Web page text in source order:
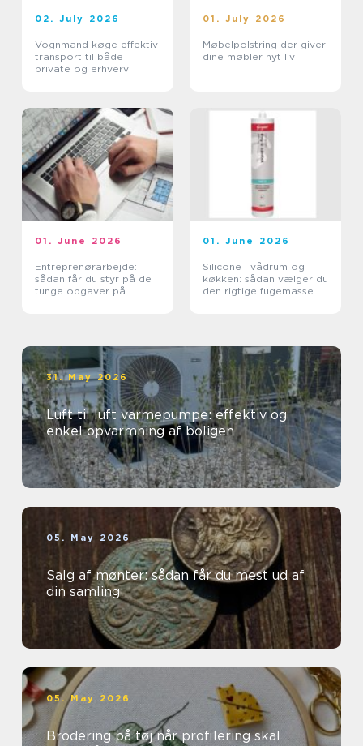
02. July 2026
Vognmand køge effektiv
transport til både
private og erhverv
01. July 2026
Møbelpolstring der giver
dine møbler nyt liv
01. June 2026
Entreprenørarbejde:
sådan får du styr på de
tunge opgaver på
01. June 2026
Silicone i vådrum og
køkken: sådan vælger du
den rigtige fugemasse
31. May 2026
Luft til luft varmepumpe: effektiv og
enkel opvarmning af boligen
05. May 2026
Salg af mønter: sådan får du mest ud af
din samling
05. May 2026
Brodering på tøj når profilering skal